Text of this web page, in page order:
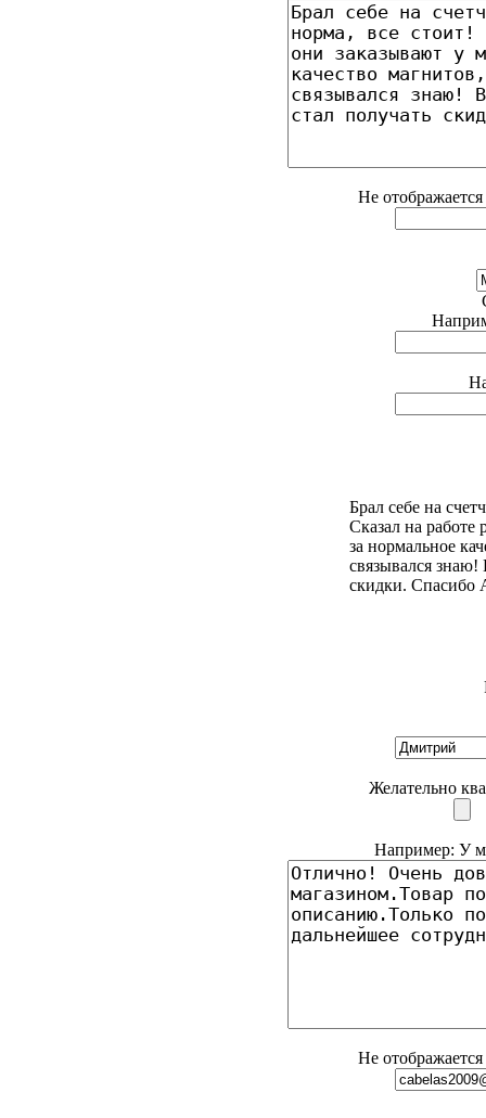
Не
Брал себе на
Сказал на работе
за нормальное
связывался знаю!
скидки. Спасибо
Желательно
Например: У
Не